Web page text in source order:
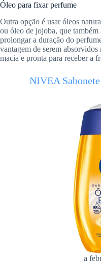
Óleo para fixar perfume
Outra opção é usar óleos
ou óleo de jojoba, que também
prolongar a duração do
vantagem de serem
macia e pronta para receber a
NIVEA
a